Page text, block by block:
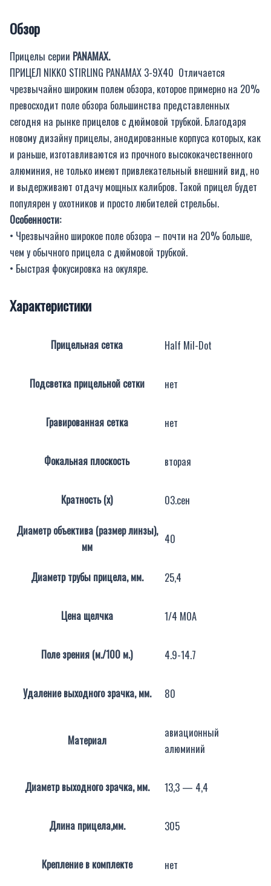
Обзор
Прицелы серии PANAMAX.
ПРИЦЕЛ NIKKO STIRLING PANAMAX 3-9X40 Отличается
чрезвычайно широким полем обзора, которое примерно на 20%
превосходит поле обзора большинства представленных
сегодня на рынке прицелов с дюймовой трубкой. Благодаря
новому дизайну прицелы, анодированные корпуса которых, как
и раньше, изготавливаются из прочного высококачественного
алюминия, не только имеют привлекательный внешний вид, но
и выдерживают отдачу мощных калибров. Такой прицел будет
популярен у охотников и просто любителей стрельбы.
Особенности:
• Чрезвычайно широкое поле обзора – почти на 20% больше,
чем у обычного прицела с дюймовой трубкой.
• Быстрая фокусировка на окуляре.
Характеристики
Прицельная сетка Half Mil-Dot
Подсветка прицельной сетки нет
Гравированная сетка нет
Фокальная плоскость вторая
Кратность (х) 03.сен
Диаметр объектива (размер линзы),
мм
40
Диаметр трубы прицела, мм. 25,4
Цена щелчка 1/4 MOA
Поле зрения (м./100 м.) 4.9-14.7
Удаление выходного зрачка, мм. 80
Материал
авиационный
алюминий
Диаметр выходного зрачка, мм. 13,3 — 4,4
Длина прицела,мм. 305
Крепление в комплекте нет